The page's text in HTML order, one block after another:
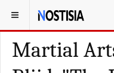
YOU ARE HERE: CURAÇAO
Martial